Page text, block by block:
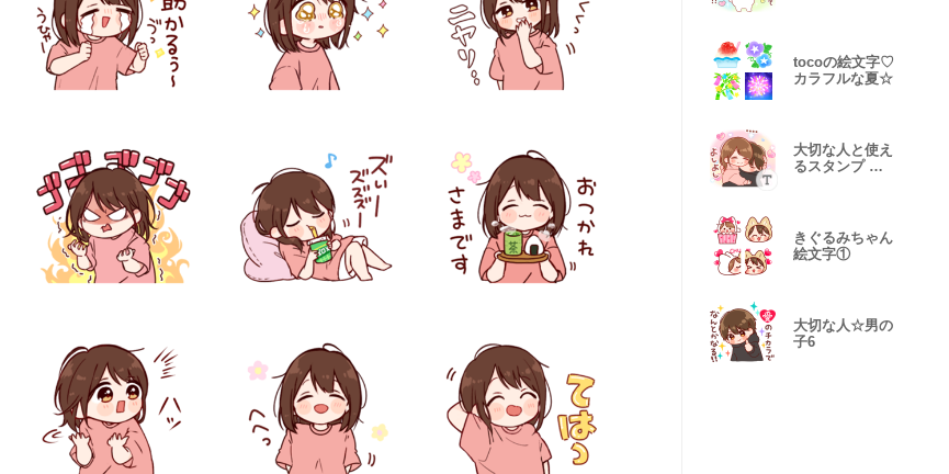
tocoの絵文字♡
カラフルな夏☆
大切な人と使え
るスタンプ ★
きぐるみちゃん
絵文字①
大切な人☆男の
子6